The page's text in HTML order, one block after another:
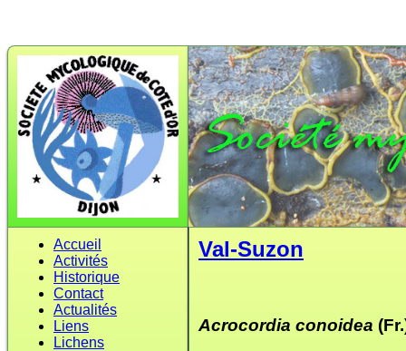
Accueil
Activités
Historique
Contact
Actualités
Liens
Lichens
Val-Suzon
Acrocordia conoidea